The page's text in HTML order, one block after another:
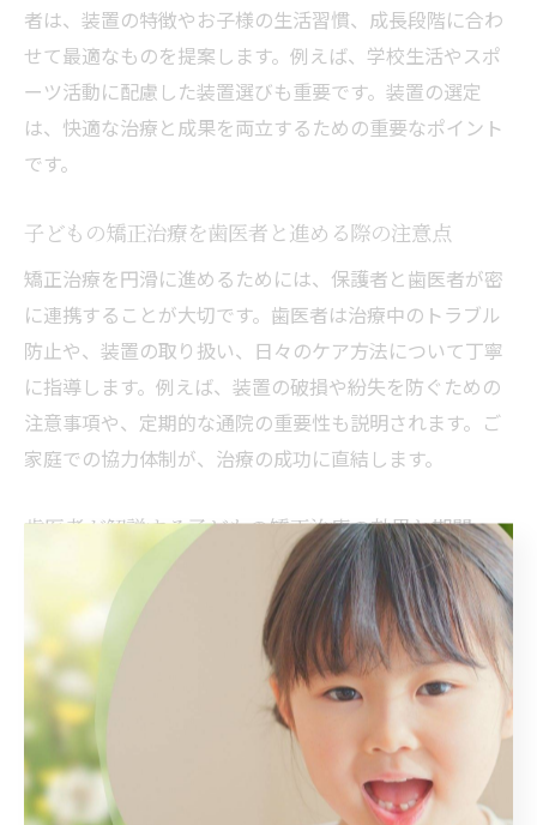
者は、装置の特徴やお子様の生活習慣、成長段階に合わ
せて最適なものを提案します。例えば、学校生活やスポ
ーツ活動に配慮した装置選びも重要です。装置の選定
は、快適な治療と成果を両立するための重要なポイント
です。
子どもの矯正治療を歯医者と進める際の注意点
矯正治療を円滑に進めるためには、保護者と歯医者が密
に連携することが大切です。歯医者は治療中のトラブル
防止や、装置の取り扱い、日々のケア方法について丁寧
に指導します。例えば、装置の破損や紛失を防ぐための
注意事項や、定期的な通院の重要性も説明されます。ご
家庭での協力体制が、治療の成功に直結します。
歯医者が解説する子どもの矯正治療の効果と期間
矯正治療の効果は、歯並びの美しさだけでなく、噛み合
わせや発音、口腔衛生の向上にもつながります。歯医者
が個別に治療計画を立て、期間や期待できる成果を明確
に説明します。治療期間は成長や歯の動き方により異な
りますが、段階ごとの進捗を確認しながら進めること
で、着実な改善が期待できます。